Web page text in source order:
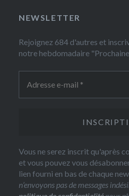
NEWSLETTER
Rejoignez 684 d'autres et
notre hebdomadaire
Vous ne serez inscrit qu'après
et vous pouvez vous
lien fourni en bas de chaque
n’envoyons pas de messages